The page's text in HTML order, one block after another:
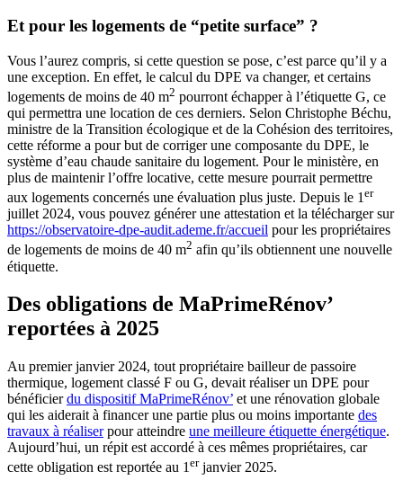
Et pour les logements de “petite surface” ?
Vous l’aurez compris, si cette question se pose, c’est parce qu’il y a
une exception. En effet, le calcul du DPE va changer, et certains
logements de moins de 40 m2 pourront échapper à l’étiquette G, ce
qui permettra une location de ces derniers. Selon Christophe Béchu,
ministre de la Transition écologique et de la Cohésion des territoires,
cette réforme a pour but de corriger une composante du DPE, le
système d’eau chaude sanitaire du logement. Pour le ministère, en
plus de maintenir l’offre locative, cette mesure pourrait permettre
aux logements concernés une évaluation plus juste. Depuis le 1 er
juillet 2024, vous pouvez générer une attestation et la télécharger sur
https://observatoire-dpe-audit.ademe.fr/accueil pour les propriétaires
de logements de moins de 40 m2 afin qu’ils obtiennent une nouvelle
étiquette.
Des obligations de MaPrimeRénov’
reportées à 2025
Au premier janvier 2024, tout propriétaire bailleur de passoire
thermique, logement classé F ou G, devait réaliser un DPE pour
bénéficierdu dispositif MaPrimeRénov’ et une rénovation globale
qui les aiderait à financer une partie plus ou moins importante des
travaux à réaliserpour atteindre une meilleure étiquette énergétique.
Aujourd’hui, un répit est accordé à ces mêmes propriétaires, car
cette obligation est reportée au 1erjanvier 2025.